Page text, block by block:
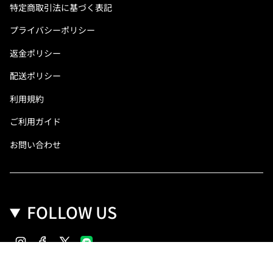
特定商取引法に基づく表記
プライバシーポリシー
返金ポリシー
配送ポリシー
利用規約
ご利用ガイド
お問い合わせ
FOLLOW US
InstagramFacebook
Twitter